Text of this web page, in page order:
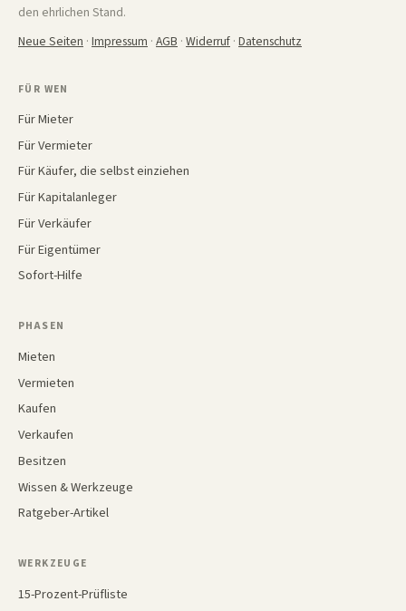
den ehrlichen Stand.
Neue Seiten · Impressum · AGB · Widerruf · Datenschutz
FÜR WEN
Für Mieter
Für Vermieter
Für Käufer, die selbst einziehen
Für Kapitalanleger
Für Verkäufer
Für Eigentümer
Sofort-Hilfe
PHASEN
Mieten
Vermieten
Kaufen
Verkaufen
Besitzen
Wissen & Werkzeuge
Ratgeber-Artikel
WERKZEUGE
15-Prozent-Prüfliste